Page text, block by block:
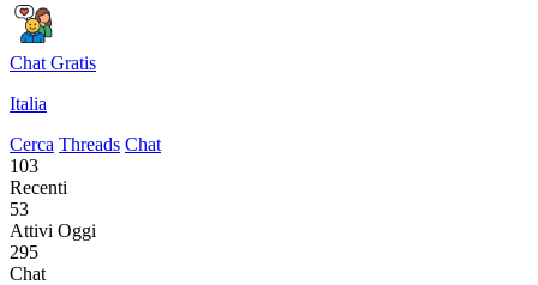
Chat Gratis
Italia
Cerca Threads Chat
103
Recenti
53
Attivi Oggi
295
Chat